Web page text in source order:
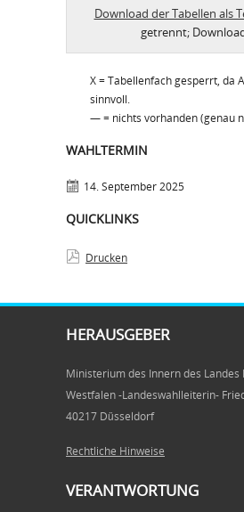
Download der Tabellen als
getrennt;
X = Tabellenfach gesperrt, da
sinnvoll.
— = nichts vorhanden (genau
WAHLTERMIN
14. September 2025
QUICKLINKS
Drucken
HERAUSGEBER
Ministerium des Innern des
Westfalen -Landeswahlleiterin-
40217 Düsseldorf
Rechtliche Hinweise
VERANTWORTUNG